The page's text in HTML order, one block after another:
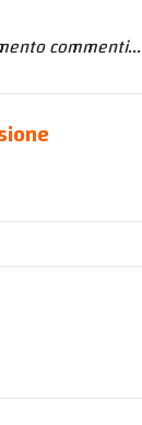
commenti...